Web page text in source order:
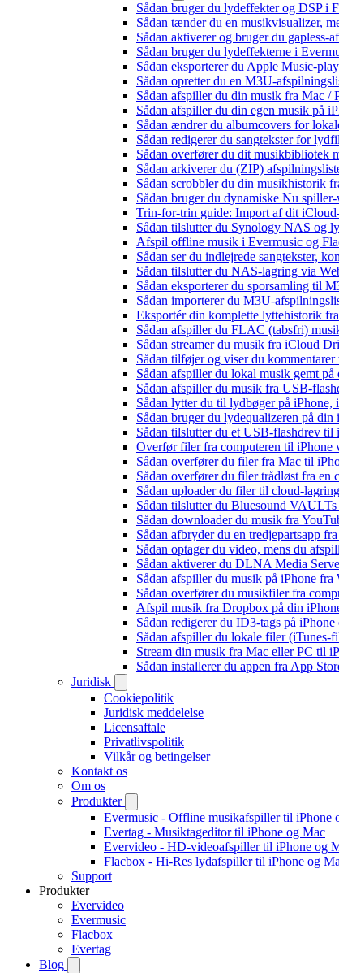
Sådan bruger du lydeffekter og DSP i
Sådan tænder du en musikvisualizer,
Sådan aktiverer og bruger du gapless-
Sådan bruger du lydeffekterne i
Sådan eksporterer du Apple Music-
Sådan opretter du en M3U-
Sådan afspiller du din musik fra Mac
Sådan afspiller du din egen musik på
Sådan ændrer du albumcovers for
Sådan redigerer du sangtekster for
Sådan overfører du dit musikbibliotek
Sådan arkiverer du (ZIP)
Sådan scrobbler du din musikhistorik
Sådan bruger du dynamiske Nu
Trin-for-trin guide: Import af dit
Sådan tilslutter du Synology NAS og
Afspil offline musik i Evermusic og
Sådan ser du indlejrede sangtekster,
Sådan tilslutter du NAS-lagring via
Sådan eksporterer du sporsamling til
Sådan importerer du M3U-
Eksportér din komplette lyttehistorik
Sådan afspiller du FLAC (tabsfri)
Sådan streamer du musik fra iCloud
Sådan tilføjer og viser du
Sådan afspiller du lokal musik gemt
Sådan afspiller du musik fra USB-
Sådan lytter du til lydbøger på iPhone,
Sådan bruger du lydequalizeren på
Sådan tilslutter du et USB-flashdrev
Overfør filer fra computeren til
Sådan overfører du filer fra Mac til
Sådan overfører du filer trådløst fra
Sådan uploader du filer til cloud-
Sådan tilslutter du Bluesound
Sådan downloader du musik fra
Sådan afbryder du en tredjepartsapp
Sådan optager du video, mens du
Sådan aktiverer du DLNA Media
Sådan afspiller du musik på iPhone
Sådan overfører du musikfiler fra
Afspil musik fra Dropbox på din
Sådan redigerer du ID3-tags på
Sådan afspiller du lokale filer (iTunes-
Stream din musik fra Mac eller PC til
Sådan installerer du appen fra App
Juridisk
Cookiepolitik
Juridisk meddelelse
Licensaftale
Privatlivspolitik
Vilkår og betingelser
Kontakt os
Om os
Produkter
Evermusic - Offline musikafspiller til iPhone
Evertag - Musiktageditor til iPhone og Mac
Evervideo - HD-videoafspiller til iPhone og
Flacbox - Hi-Res lydafspiller til iPhone og
Support
Produkter
Evervideo
Evermusic
Flacbox
Evertag
Blog